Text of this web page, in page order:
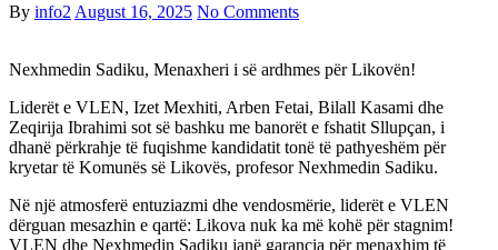
By info2 August 16, 2025 No Comments
Nexhmedin Sadiku, Menaxheri i së ardhmes për Likovën!
Liderët e VLEN, Izet Mexhiti, Arben Fetai, Bilall Kasami dhe
Zeqirija Ibrahimi sot së bashku me banorët e fshatit Sllupçan, i
dhanë përkrahje të fuqishme kandidatit tonë të pathyeshëm për
kryetar të Komunës së Likovës, profesor Nexhmedin Sadiku.
Në një atmosferë entuziazmi dhe vendosmërie, liderët e VLEN
dërguan mesazhin e qartë: Likova nuk ka më kohë për stagnim!
VLEN dhe Nexhmedin Sadiku janë garancia për menaxhim të